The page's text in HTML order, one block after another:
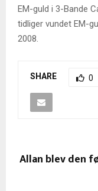
EM-guld i 3-Bande
tidliger vundet EM-
2008.
SHARE 0
Allan blev den